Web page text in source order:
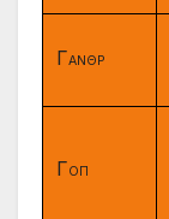
ΓΑΝΘΡ
ΓΟΠ